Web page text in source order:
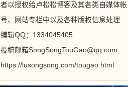
者以授权给卢松松博客及其各类自媒体帐
号、网站专栏中以及各种版权信息处理
编辑QQ：1334045405
投稿邮箱SongSongTouGao@qq.com
https://lusongsong.com/tougao.html